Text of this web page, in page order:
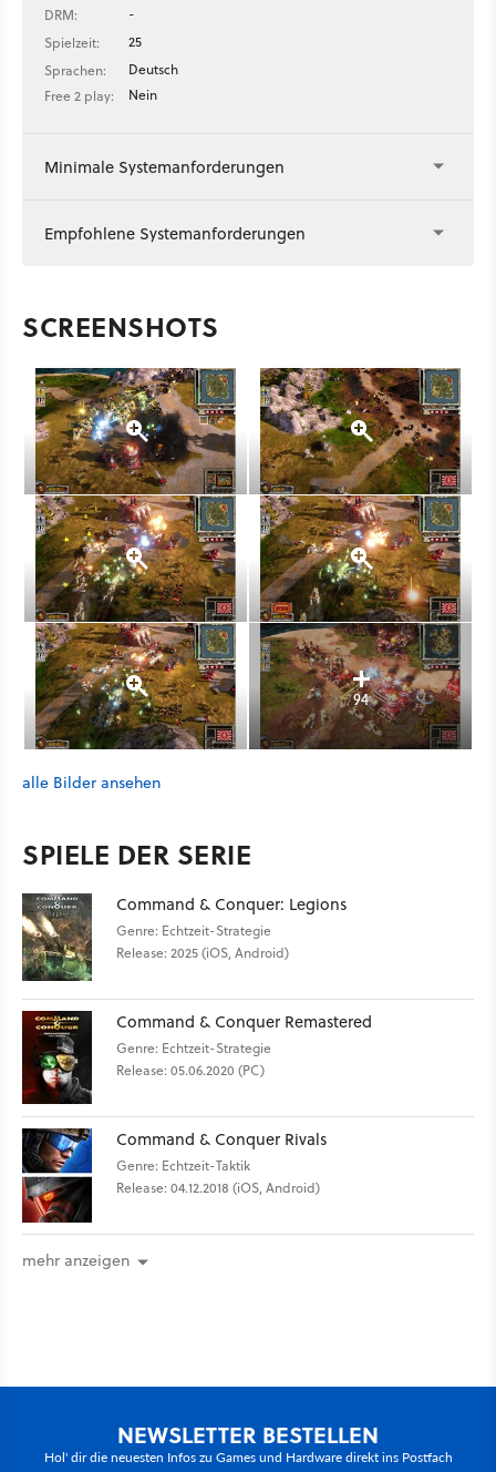
DRM:
-
Spielzeit:
25
Sprachen:
Deutsch
Free 2 play:
Nein
Minimale Systemanforderungen
Empfohlene Systemanforderungen
SCREENSHOTS
94
alle Bilder ansehen
SPIELE DER SERIE
Command & Conquer: Legions
Genre: Echtzeit-Strategie
Release: 2025 (iOS, Android)
Command & Conquer Remastered
Genre: Echtzeit-Strategie
Release: 05.06.2020 (PC)
Command & Conquer Rivals
Genre: Echtzeit-Taktik
Release: 04.12.2018 (iOS, Android)
mehr anzeigen
NEWSLETTER BESTELLEN
Hol' dir die neuesten Infos zu Games und Hardware direkt ins Postfach